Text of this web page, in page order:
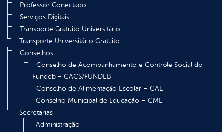
Professor Conectado
Serviços Digitais
Transporte Gratuito Universitário
Transporte Universitário Gratuito
Conselhos
Conselho de Acompanhamento e Controle Social do
Fundeb – CACS/FUNDEB
Conselho de Alimentação Escolar – CAE
Conselho Municipal de Educação – CME
Secretarias
Administração